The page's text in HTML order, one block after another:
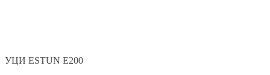
УЦИ ESTUN E200